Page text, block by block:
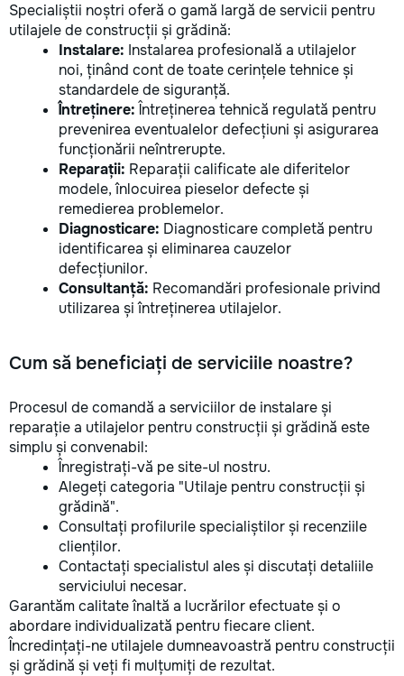
Specialiștii noștri oferă o gamă largă de servicii pentru
utilajele de construcții și grădină:
Instalare: Instalarea profesională a utilajelor
noi, ținând cont de toate cerințele tehnice și
standardele de siguranță.
Întreținere: Întreținerea tehnică regulată pentru
prevenirea eventualelor defecțiuni și asigurarea
funcționării neîntrerupte.
Reparații: Reparații calificate ale diferitelor
modele, înlocuirea pieselor defecte și
remedierea problemelor.
Diagnosticare: Diagnosticare completă pentru
identificarea și eliminarea cauzelor
defecțiunilor.
Consultanță: Recomandări profesionale privind
utilizarea și întreținerea utilajelor.
Cum să beneficiați de serviciile noastre?
Procesul de comandă a serviciilor de instalare și
reparație a utilajelor pentru construcții și grădină este
simplu și convenabil:
Înregistrați-vă pe site-ul nostru.
Alegeți categoria "Utilaje pentru construcții și
grădină".
Consultați profilurile specialiștilor și recenziile
clienților.
Contactați specialistul ales și discutați detaliile
serviciului necesar.
Garantăm calitate înaltă a lucrărilor efectuate și o
abordare individualizată pentru fiecare client.
Încredințați-ne utilajele dumneavoastră pentru construcții
și grădină și veți fi mulțumiți de rezultat.